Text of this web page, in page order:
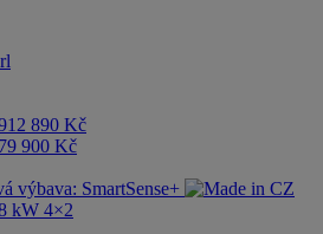
890 Kč
900 Kč
výbava: SmartSense+
kW 4×2